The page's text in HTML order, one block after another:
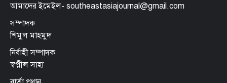
আমাদের ইমেইল- southeastasiajournal@gmail.com
সম্পাদক
শিমুল মাহমুদ
নির্বাহী সম্পাদক
স্বপ্নীল সাহা